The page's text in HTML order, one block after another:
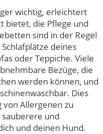
wichtig, erleichtert
bietet, die Pflege und
sind in der Regel
deines
oder Teppiche. Viele
Bezüge, die
werden können, und
Dies
Allergenen zu
und
und deinen Hund.